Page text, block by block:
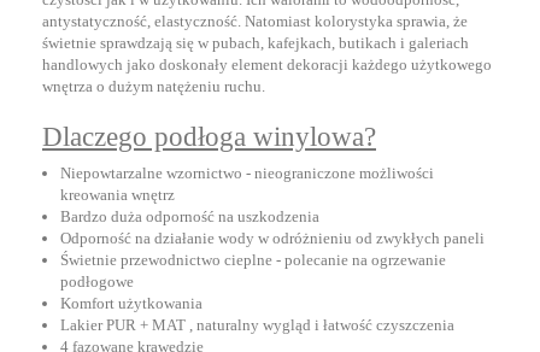
antystatyczność, elastyczność. Natomiast kolorystyka sprawia, że
świetnie sprawdzają się w pubach, kafejkach, butikach i galeriach
handlowych jako doskonały element dekoracji każdego użytkowego
wnętrza o dużym natężeniu ruchu.
Dlaczego podłoga winylowa?
Niepowtarzalne wzornictwo - nieograniczone możliwości
kreowania wnętrz
Bardzo duża odporność na uszkodzenia
Odporność na działanie wody w odróżnieniu od zwykłych paneli
Świetnie przewodnictwo cieplne - polecanie na ogrzewanie
podłogowe
Komfort użytkowania
Lakier PUR + MAT , naturalny wygląd i łatwość czyszczenia
4 fazowane krawędzie